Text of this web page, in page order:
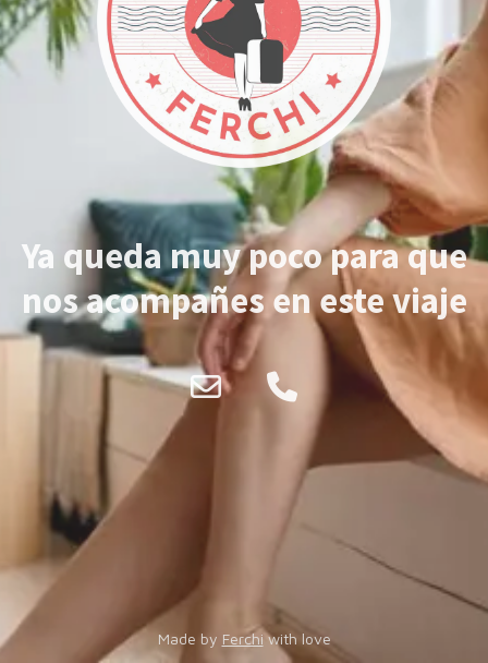
Ya queda muy poco para que
nos acompañes en este viaje
Made by Ferchiwith love